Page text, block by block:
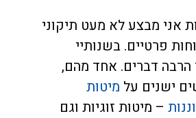
אני מבצע לא מעט תיקוני
פרטיים. בשנותיי
הרבה דברים. אחד מהם,
ישנים על מיטות
– מיטות זוגיות וגם